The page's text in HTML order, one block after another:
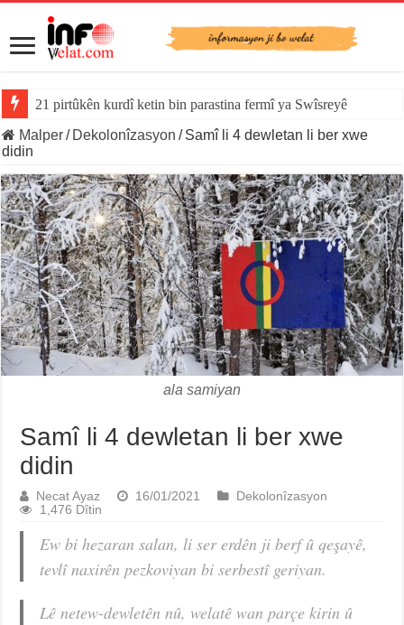
YE derî vekir: Serxwebûna Katalonyayê dîsa di rojevê de ye
Malper/ Dekolonîzasyon / Samî li 4 dewletan li ber xwe
didin
ala samiyan
Samî li 4 dewletan li ber xwe
didin
Necat Ayaz 16/01/2021
Dekolonîzasyon
1,476 Dîtin
Ew bi hezaran salan, li ser erdên ji berf û qeşayê,
tevlî naxirên pezkoviyan bi serbestî geriyan.
Lê netew-dewletên nû, welatê wan parçe kirin û